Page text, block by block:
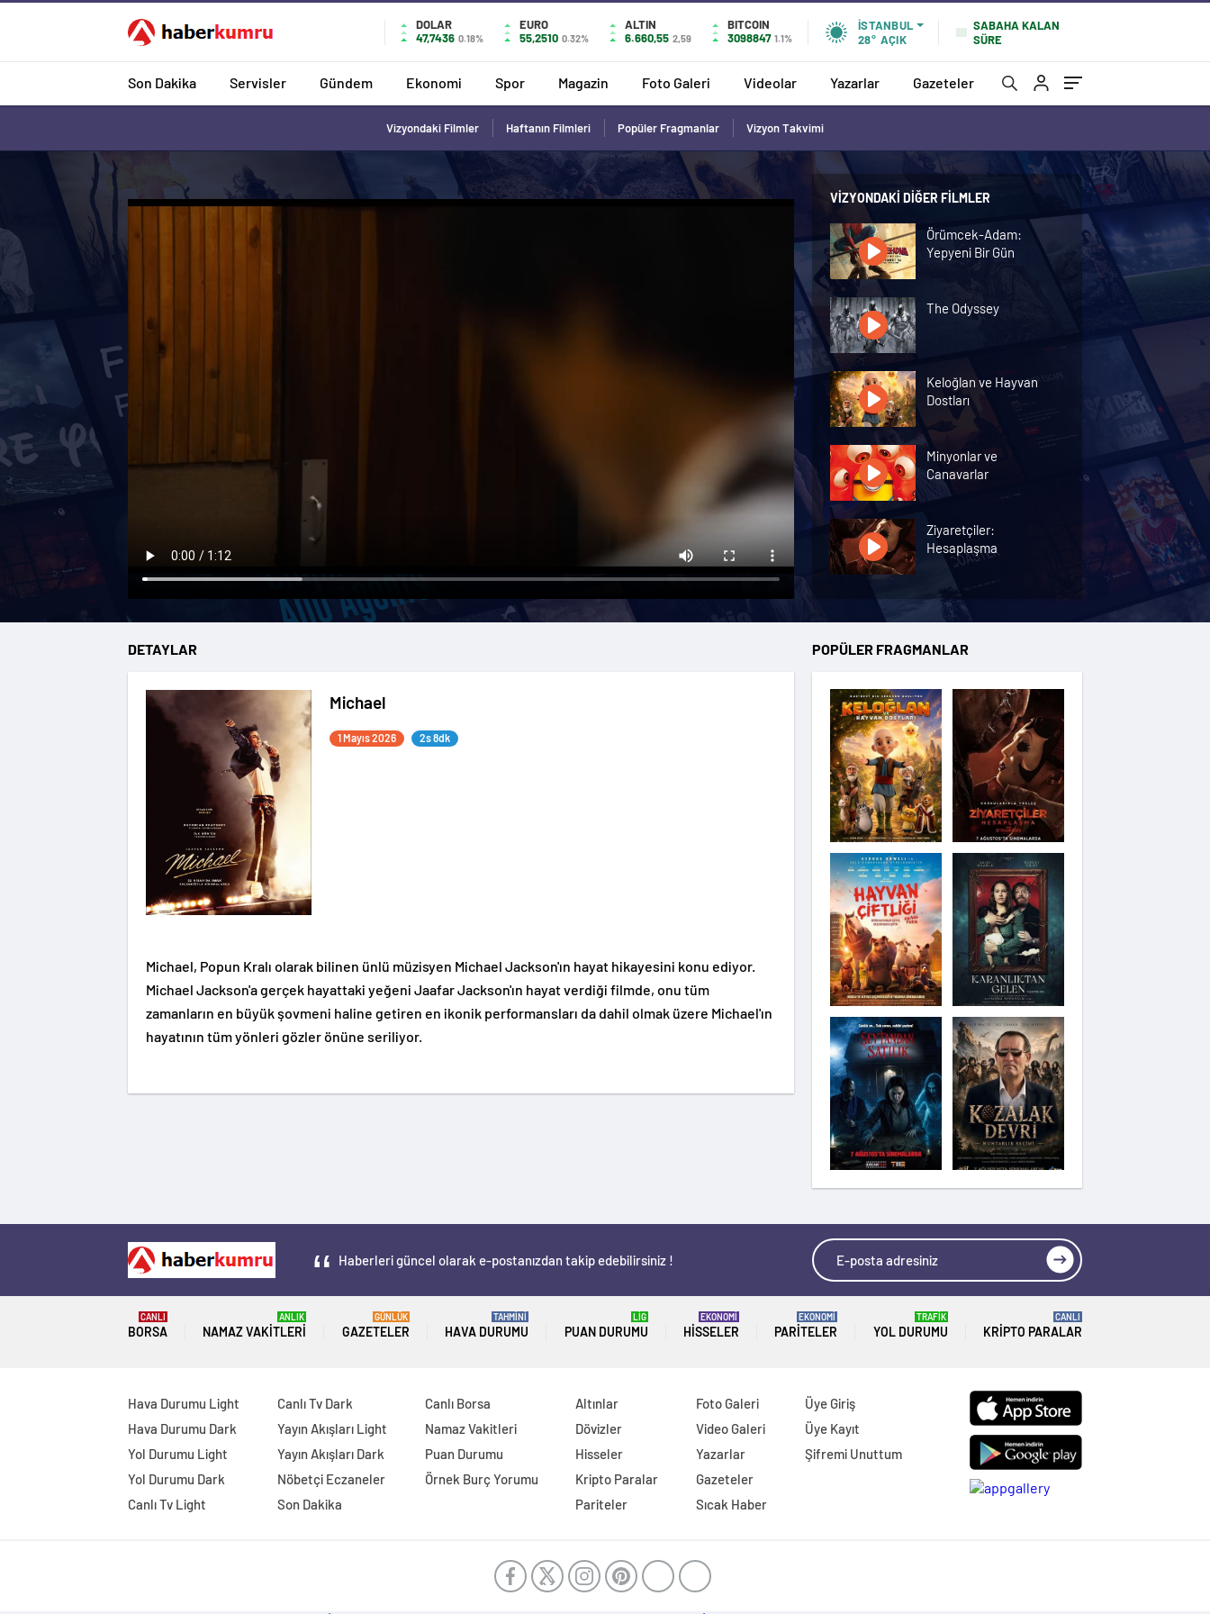
DOLAR
47,7436 0.18%
EURO
55,2510 0.32%
ALTIN
6.660,55 2,59
BITCOIN
3098847 1.1%
İSTANBUL
28° AÇIK
SABAHA KALAN
SÜRE
Son Dakika Servisler Gündem Ekonomi Spor Magazin Foto Galeri Videolar Yazarlar Gazeteler
Vizyondaki Filmler Haftanın Filmleri Popüler Fragmanlar Vizyon Takvimi
VIZYONDAKI DIĞER FILMLER
Örümcek-Adam:
Yepyeni Bir Gün
The Odyssey
Keloğlan ve Hayvan
Dostları
Minyonlar ve
Canavarlar
Ziyaretçiler:
Hesaplaşma
Nasreddin Hoca:
Zaman Yolcusu 4
Hayvan Çiftliği
Karanlıktan Gelen
Şeytandan Satılık
Kozalak Devri
Moana
DETAYLAR
Michael
1 Mayıs 2026 2s 8dk
Michael, Popun Kralı olarak bilinen ünlü müzisyen Michael Jackson'ın hayat hikayesini konu ediyor.
Michael Jackson'a gerçek hayattaki yeğeni Jaafar Jackson'ın hayat verdiği filmde, onu tüm
zamanların en büyük şovmeni haline getiren en ikonik performansları da dahil olmak üzere Michael'ın
hayatının tüm yönleri gözler önüne seriliyor.
POPÜLER FRAGMANLAR
Haberleri güncel olarak e-postanızdan takip edebilirsiniz !
BORSA
CANLI
NAMAZ VAKITLERI
ANLIK
GAZETELER
GÜNLÜK
HAVA DURUMU
TAHMİNİ
PUAN DURUMU
LİG
HISSELER
EKONOMİ
PARITELER
EKONOMİ
YOL DURUMU
TRAFİK
KRIPTO PARALAR
CANLI
Hava Durumu Light
Hava Durumu Dark
Yol Durumu Light
Yol Durumu Dark
Canlı Tv Light
Canlı Tv Dark
Yayın Akışları Light
Yayın Akışları Dark
Nöbetçi Eczaneler
Son Dakika
Canlı Borsa
Namaz Vakitleri
Puan Durumu
Örnek Burç Yorumu
Altınlar
Dövizler
Hisseler
Kripto Paralar
Pariteler
Foto Galeri
Video Galeri
Yazarlar
Gazeteler
Sıcak Haber
Üye Giriş
Üye Kayıt
Şifremi Unuttum